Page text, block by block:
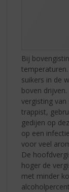
Bij
suikers in de
boven
vergisting
trappist,
gedijen op
op een
voor veel
De
hoger de
met minder